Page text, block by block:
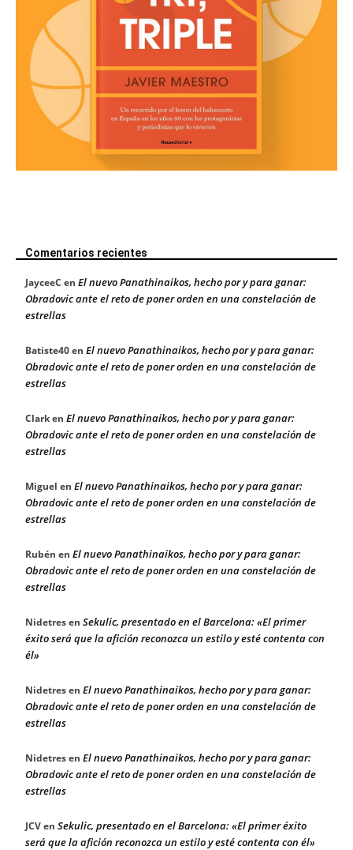
Comentarios recientes
JayceeC en El nuevo Panathinaikos, hecho por y para ganar:
Obradovic ante el reto de poner orden en una constelación de
estrellas
Batiste40en El nuevo Panathinaikos, hecho por y para ganar:
Obradovic ante el reto de poner orden en una constelación de
estrellas
Clarken El nuevo Panathinaikos, hecho por y para ganar:
Obradovic ante el reto de poner orden en una constelación de
estrellas
Miguel en El nuevo Panathinaikos, hecho por y para ganar:
Obradovic ante el reto de poner orden en una constelación de
estrellas
Rubén en El nuevo Panathinaikos, hecho por y para ganar:
Obradovic ante el reto de poner orden en una constelación de
estrellas
Nidetresen Sekulic, presentado en el Barcelona: «El primer
éxito será que la afición reconozca un estilo y esté contenta con
él»
Nidetresen El nuevo Panathinaikos, hecho por y para ganar:
Obradovic ante el reto de poner orden en una constelación de
estrellas
Nidetresen El nuevo Panathinaikos, hecho por y para ganar:
Obradovic ante el reto de poner orden en una constelación de
estrellas
JCVen Sekulic, presentado en el Barcelona: «El primer éxito
será que la afición reconozca un estilo y esté contenta con él»